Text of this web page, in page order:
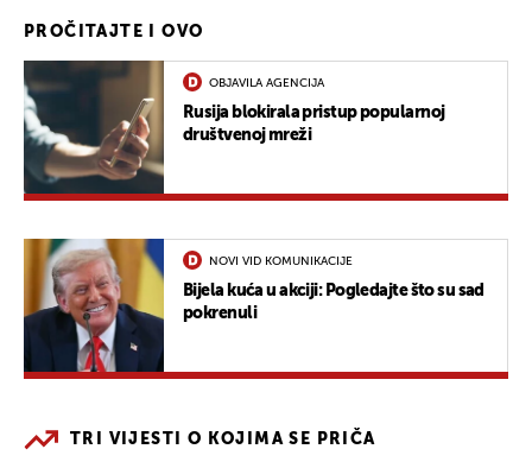
PROČITAJTE I OVO
OBJAVILA AGENCIJA
Rusija blokirala pristup popularnoj
društvenoj mreži
NOVI VID KOMUNIKACIJE
Bijela kuća u akciji: Pogledajte što su sad
pokrenuli
TRI VIJESTI O KOJIMA SE PRIČA